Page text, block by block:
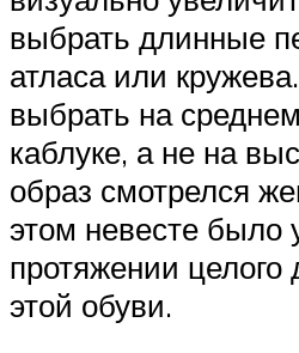
выбрать длинные
атласа или
выбрать на
каблуке, а не на
образ смотрелся
этом невесте было
протяжении целого
этой обуви.